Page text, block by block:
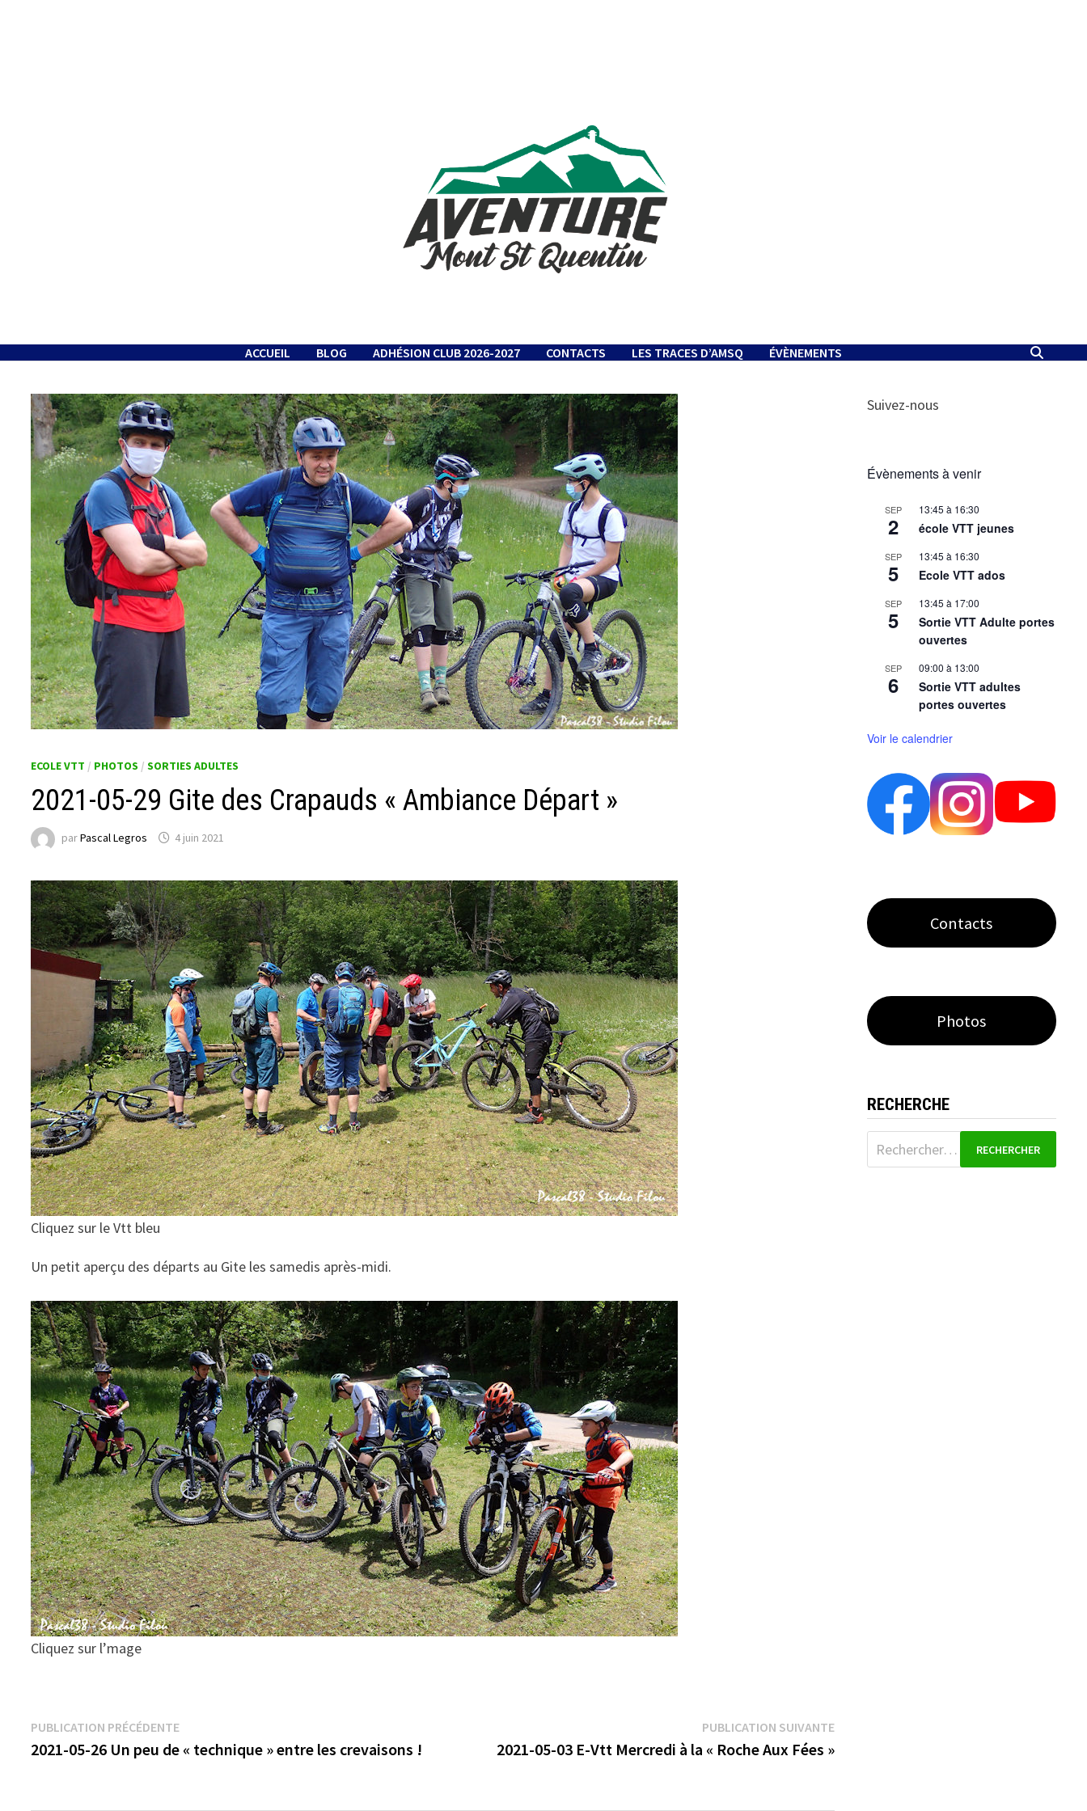
ACCUEIL BLOG ADHÉSION CLUB 2026-2027 CONTACTS LES TRACES D’AMSQ ÉVÈNEMENTS
ECOLE VTT / PHOTOS /SORTIES ADULTES
2021-05-29 Gite des Crapauds « Ambiance Départ »
parPascal Legros 4 juin 2021
Cliquez sur le Vtt bleu
Un petit aperçu des départs au Gite les samedis après-midi.
Cliquez sur l’mage
Navigation
de
PUBLICATION PRÉCÉDENTEPublication
précédente :
2021-05-26 Un peu de « technique » entre les crevaisons !
PUBLICATION SUIVANTEPublication
suivante :
2021-05-03 E-Vtt Mercredi à la « Roche Aux Fées »
Suivez-nous
Évènements à venir
SEP
2
13:45 à 16:30
école VTT jeunes
SEP
5
13:45 à 16:30
Ecole VTT ados
SEP
5
13:45 à 17:00
Sortie VTT Adulte portes
ouvertes
SEP
6
09:00 à 13:00
Sortie VTT adultes
portes ouvertes
Voir le calendrier
Contacts
Photos
RECHERCHE
Rechercher :